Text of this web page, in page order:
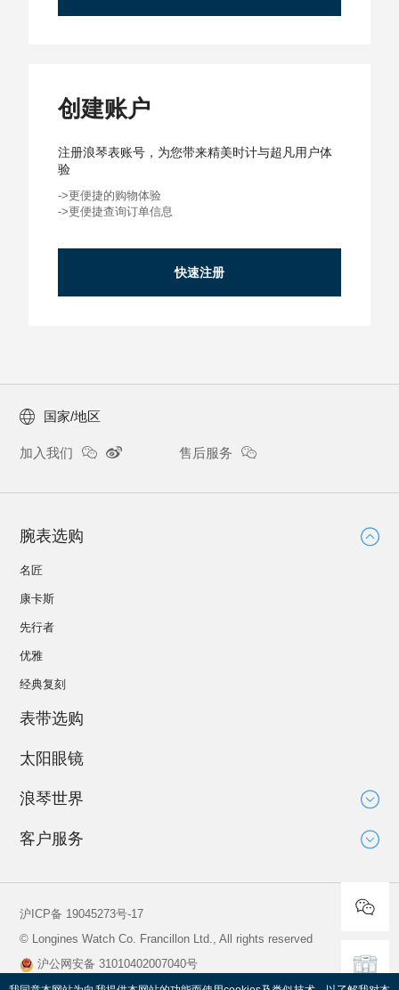
创建账户
注册浪琴表账号，为您带来精美时计与超凡用户体
验
->更便捷的购物体验
->更便捷查询订单信息
快速注册
国家/地区
加入我们 售后服务
腕表选购
名匠
康卡斯
先行者
优雅
经典复刻
表带选购
太阳眼镜
浪琴世界
大使
客户服务
保养说明
寻找维修服务中心
沪ICP备 19045273号-17
© Longines Watch Co. Francillon Ltd., All rights reserved
沪公网安备 31010402007040号